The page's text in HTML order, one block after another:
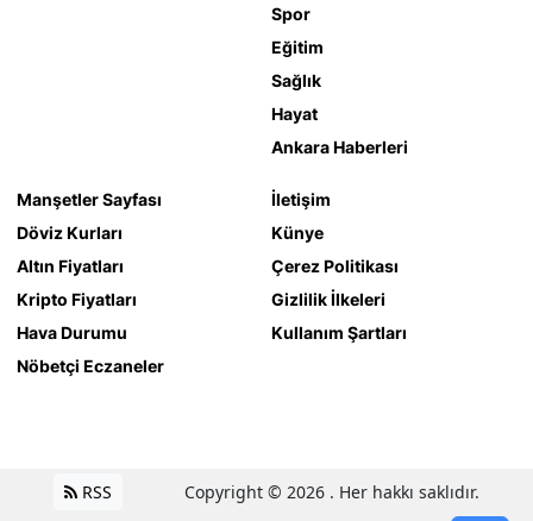
Spor
Eğitim
Sağlık
Hayat
Ankara Haberleri
Manşetler Sayfası
Döviz Kurları
Altın Fiyatları
Kripto Fiyatları
Hava Durumu
Nöbetçi Eczaneler
İletişim
Künye
Çerez Politikası
Gizlilik İlkeleri
Kullanım Şartları
RSS Copyright © 2026 . Her hakkı saklıdır.